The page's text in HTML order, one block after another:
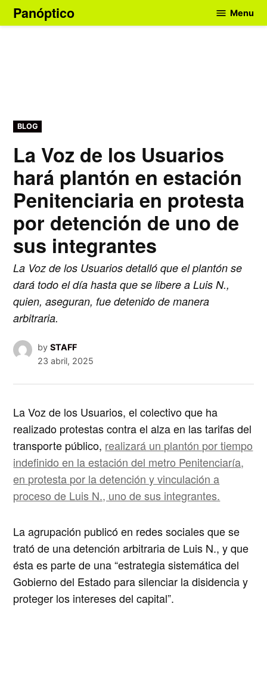
Skip
to
Panóptico Menu
POSTED
IN
BLOG
La Voz de los Usuarios
hará plantón en estación
Penitenciaria en protesta
por detención de uno de
sus integrantes
La Voz de los Usuarios detalló que el plantón se
dará todo el día hasta que se libere a Luis N.,
quien, aseguran, fue detenido de manera
arbitraria.
by STAFF
23 abril, 2025
La Voz de los Usuarios, el colectivo que ha
realizado protestas contra el alza en las tarifas del
transporte público, realizará un plantón por tiempo
indefinido en la estación del metro Penitenciaría,
en protesta por la detención y vinculación a
proceso de Luis N., uno de sus integrantes.
La agrupación publicó en redes sociales que se
trató de una detención arbitraria de Luis N., y que
ésta es parte de una “estrategia sistemática del
Gobierno del Estado para silenciar la disidencia y
proteger los intereses del capital”.